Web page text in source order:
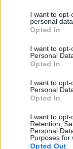
not limited to
grant or deny
use your data for
consent section.
I want to
personal data.
Opted In
I want to
Personal
Opted In
I want to
Personal
Opted In
I want to opt-
Retention,
Personal
Purposes for
Opted Out
énekelt, a
hollandok
Kállay-
az
előtérbe.
elmondta:
ennyit
van az 5.